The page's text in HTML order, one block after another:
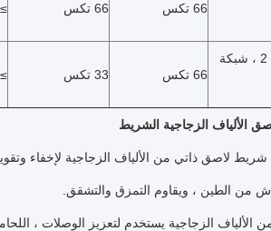
66 تكس 66 تكس ≥30٪
50 ± 5 جم / م 2 ، شبكة
66 تكس 33 تكس ≥30٪
الألياف الزجاجية الشريط
لاصق ذاتي من الألياف الزجاجية لإخفاء
من الطين ، ويقاوم التمزق والتشقق.